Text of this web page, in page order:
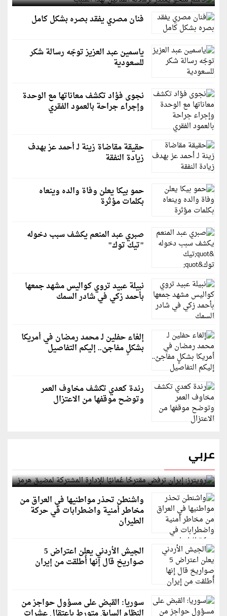
فنان مصري يفقد بصره بشكل كامل
ياسمين عبد العزيز توجّه رسالة شكر
للسعودية
نجوى فؤاد تكشف معاناتها مع الوحدة
وإجراء جراحة بالعمود الفقري
حقيقة مقاضاة زينة لـ أحمد عز بهدف
زيادة النفقة
حمو بيكا يعلن وفاة والده وينعاه
بكلمات مؤثرة
صبري عبد المنعم يكشف سبب دخوله
"تيك توك"
نبيلة عبيد تروي كواليس مشهد جمعها
بأحمد زكي في شادر السمك
إلغاء حفلين لـ محمد رمضان في أمريكا
بشكلٍ مفاجئ.. إليكم التفاصيل
رندة كعدي تكشف مخاوف العمر
وتوضح موقفها من الاعتزال
عربي
رويترز: إيران ترفض مقترحًا عُمانيًا للإدارة المشتركة
لمضيق هرمز
واشنطن تحذر مواطنيها في العراق من
مخاطر أمنية واضطرابات في حركة
الطيران
الجيش الأردني يعلن اعتراض 5
صواريخ قال إنها أُطلقت من إيران
سوريا: القبض على مسؤول حواجز من